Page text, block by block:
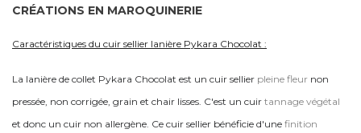
CRÉATIONS EN MAROQUINERIE
Caractéristiques du cuir sellier lanière Pykara Chocolat :
La lanière de collet Pykara Chocolat est un cuir sellier pleine fleur non
pressée, non corrigée, grain et chair lisses. C'est un cuir tannage végétal
et donc un cuir non allergène. Ce cuir sellier bénéficie d'une finition